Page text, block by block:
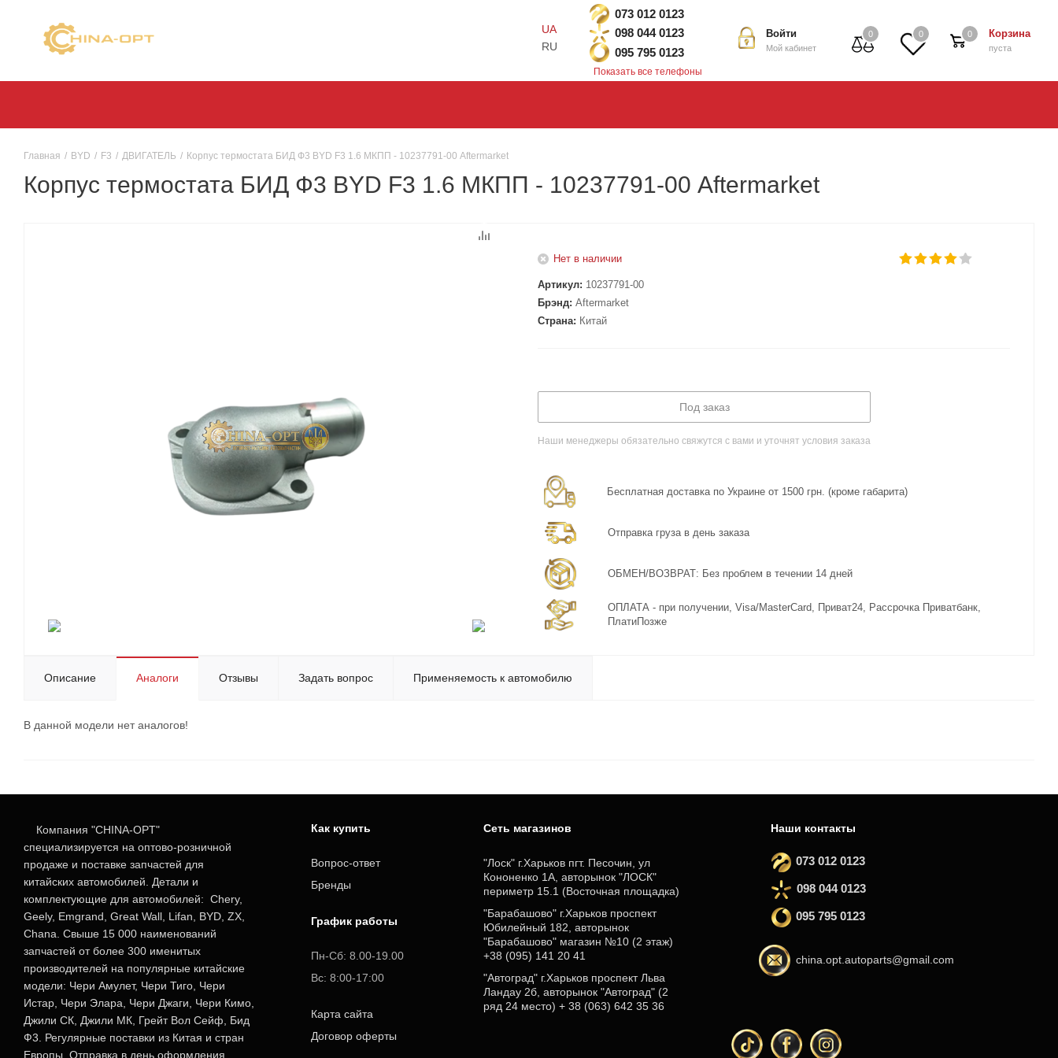
UA
RU
0 0 Корзина
пуста
0
Войти
Мой кабинет
073 012 0123
098 044 0123
095 795 0123
Показать все телефоны
Главная / BYD / F3 / ДВИГАТЕЛЬ / Корпус термостата БИД Ф3 BYD F3 1.6 МКПП - 10237791-00 Aftermarket
Корпус термостата БИД Ф3 BYD F3 1.6 МКПП - 10237791-00 Aftermarket
Нет в наличии
Артикул: 10237791-00
Брэнд: Aftermarket
Страна: Китай
Под заказ
Наши менеджеры обязательно свяжутся с вами и уточнят условия заказа
Бесплатная доставка по Украине от 1500 грн. (кроме габарита)
Отправка груза в день заказа
ОБМЕН/ВОЗВРАТ: Без проблем в течении 14 дней
ОПЛАТА - при получении, Visa/MasterCard, Приват24, Рассрочка Приватбанк,
ПлатиПозже
Описание Аналоги Отзывы Задать вопрос Применяемость к автомобилю
В данной модели нет аналогов!
Компания "CHINA-OPT"
специализируется на оптово-розничной
продаже и поставке запчастей для
китайских автомобилей. Детали и
комплектующие для автомобилей: Chery,
Geely, Emgrand, Great Wall, Lifan, BYD, ZX,
Chana. Свыше 15 000 наименований
запчастей от более 300 именитых
производителей на популярные китайские
модели: Чери Амулет, Чери Тиго, Чери
Истар, Чери Элара, Чери Джаги, Чери Кимо,
Джили СК, Джили МК, Грейт Вол Сейф, Бид
Ф3. Регулярные поставки из Китая и стран
Европы. Отправка в день оформления
Как купить
Вопрос-ответ
Бренды
График работы
Пн-Сб: 8.00-19.00
Вс: 8:00-17:00
Карта сайта
Договор оферты
Cеть магазинов
"Лоск" г.Харьков пгт. Песочин, ул
Кононенко 1А, авторынок "ЛОСК"
периметр 15.1 (Восточная площадка)
"Барабашово" г.Харьков проспект
Юбилейный 182, авторынок
"Барабашово" магазин №10 (2 этаж)
+38 (095) 141 20 41
"Автоград" г.Харьков проспект Льва
Ландау 2б, авторынок "Автоград" (2
ряд 24 место) + 38 (063) 642 35 36
Наши контакты
073 012 0123
098 044 0123
095 795 0123
china.opt.autoparts@gmail.com